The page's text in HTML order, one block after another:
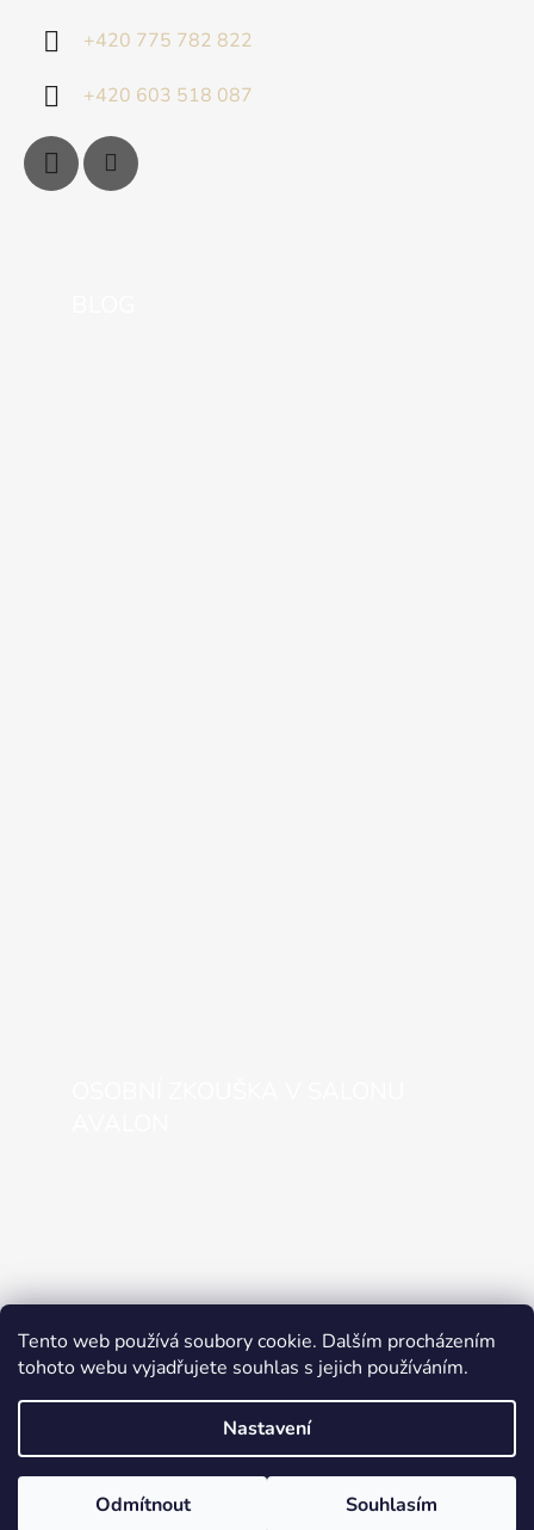
Tento web používá soubory cookie. Dalším procházením
tohoto webu vyjadřujete souhlas s jejich používáním.
Nastavení
Odmítnout Souhlasím
+420 775 782 822
+420 603 518 087
Vytvořil Shoptet
Copyright 2026SVATEBNÍ STUDIO AVALON. Všechna